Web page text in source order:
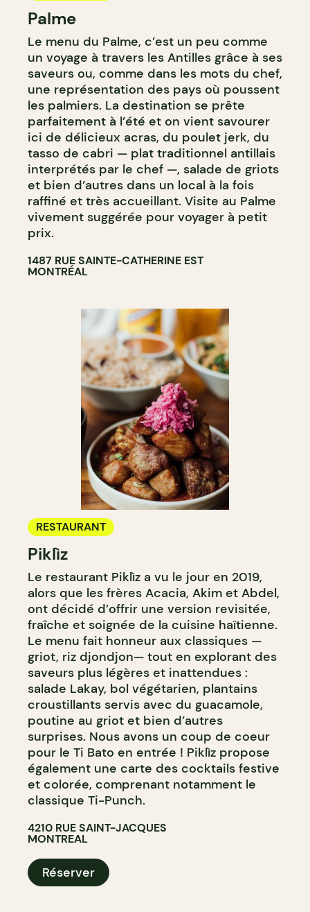
Palme
Le menu du Palme, c’est un peu comme
un voyage à travers les Antilles grâce à ses
saveurs ou, comme dans les mots du chef,
une représentation des pays où poussent
les palmiers. La destination se prête
parfaitement à l’été et on vient savourer
ici de délicieux acras, du poulet jerk, du
tasso de cabri — plat traditionnel antillais
interprétés par le chef —, salade de griots
et bien d’autres dans un local à la fois
raffiné et très accueillant. Visite au Palme
vivement suggérée pour voyager à petit
prix.
1487 RUE SAINTE-CATHERINE EST
MONTRÉAL
RESTAURANT
Piklìz
Le restaurant Piklìz a vu le jour en 2019,
alors que les frères Acacia, Akim et Abdel,
ont décidé d’offrir une version revisitée,
fraîche et soignée de la cuisine haïtienne.
Le menu fait honneur aux classiques —
griot, riz djondjon— tout en explorant des
saveurs plus légères et inattendues :
salade Lakay, bol végétarien, plantains
croustillants servis avec du guacamole,
poutine au griot et bien d’autres
surprises. Nous avons un coup de coeur
pour le Ti Bato en entrée ! Piklìz propose
également une carte des cocktails festive
et colorée, comprenant notamment le
classique Ti-Punch.
4210 RUE SAINT-JACQUES
MONTREAL
Réserver